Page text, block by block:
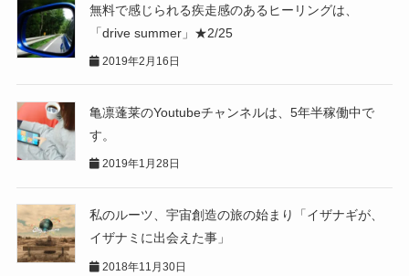
無料で感じられる疾走感のあるヒーリングは、
「drive summer」★2/25
2019年2月16日
亀凛蓬莱のYoutubeチャンネルは、5年半稼働中で
す。
2019年1月28日
私のルーツ、宇宙創造の旅の始まり「イザナギが、
イザナミに出会えた事」
2018年11月30日